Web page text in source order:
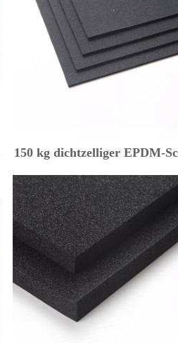
150 kg dichtzelliger EPDM-